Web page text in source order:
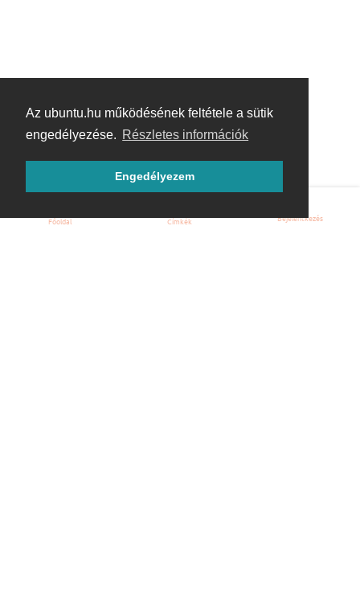
Az ubuntu.hu működésének feltétele a sütik
engedélyezése. Részletes információk
Engedélyezem
Főoldal Címkék Bejelentkezés